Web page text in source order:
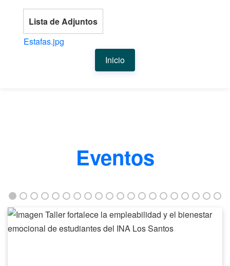
Lista de Adjuntos
Estafas.jpg
Inicio
Eventos
Taller
fortalece